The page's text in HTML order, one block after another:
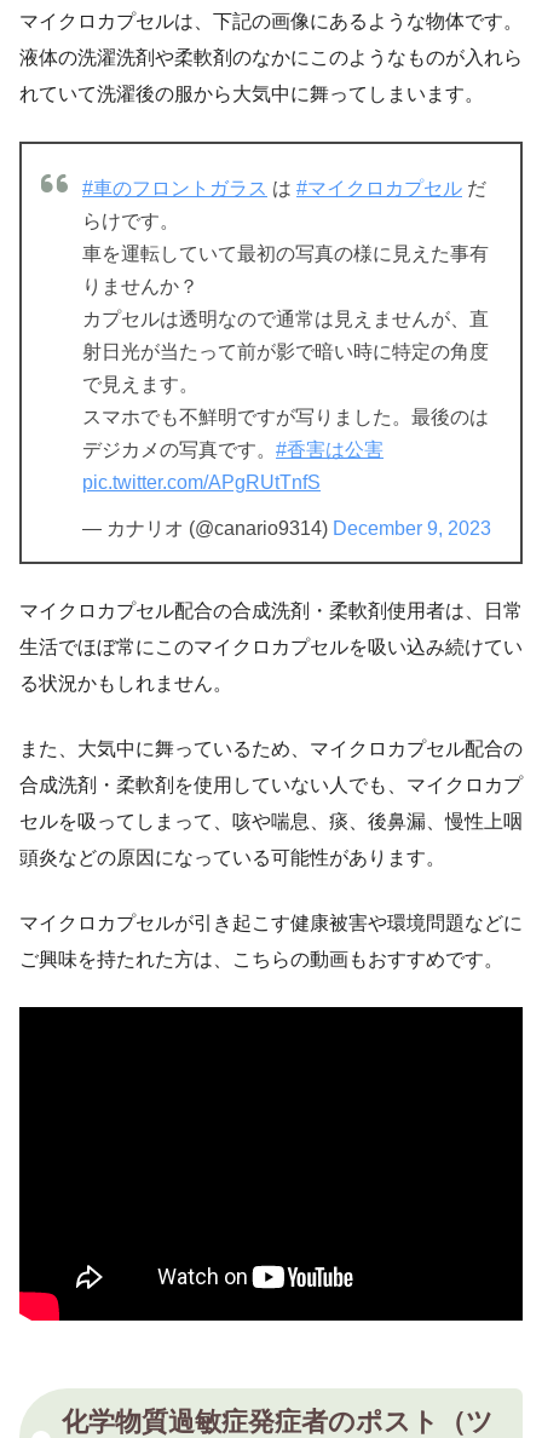
マイクロカプセルは、下記の画像にあるような物体です。
液体の洗濯洗剤や柔軟剤のなかにこのようなものが入れら
れていて洗濯後の服から大気中に舞ってしまいます。
#車のフロントガラス は #マイクロカプセル だ
らけです。
車を運転していて最初の写真の様に見えた事有
りませんか？
カプセルは透明なので通常は見えませんが、直
射日光が当たって前が影で暗い時に特定の角度
で見えます。
スマホでも不鮮明ですが写りました。最後のは
デジカメの写真です。 #香害は公害
pic.twitter.com/APgRUtTnfS
— カナリオ (@canario9314) December 9, 2023
マイクロカプセル配合の合成洗剤・柔軟剤使用者は、日常
生活でほぼ常にこのマイクロカプセルを吸い込み続けてい
る状況かもしれません。
また、大気中に舞っているため、マイクロカプセル配合の
合成洗剤・柔軟剤を使用していない人でも、マイクロカプ
セルを吸ってしまって、咳や喘息、痰、後鼻漏、慢性上咽
頭炎などの原因になっている可能性があります。
マイクロカプセルが引き起こす健康被害や環境問題などに
ご興味を持たれた方は、こちらの動画もおすすめです。
化学物質過敏症発症者のポスト（ツ